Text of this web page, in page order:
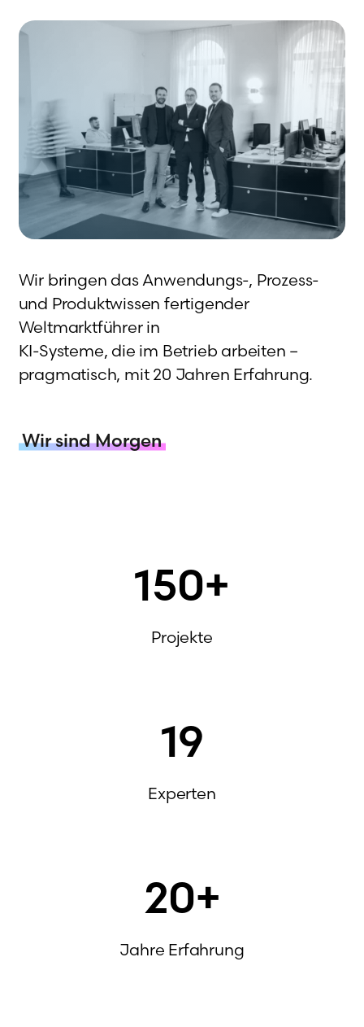
Wir bringen das Anwendungs-, Prozess-
und Produktwissen fertigender
Weltmarktführer in
KI-Systeme, die im Betrieb arbeiten –
pragmatisch, mit 20 Jahren Erfahrung.
Wir sind Morgen
150+
Projekte
19
Experten
20+
Jahre Erfahrung